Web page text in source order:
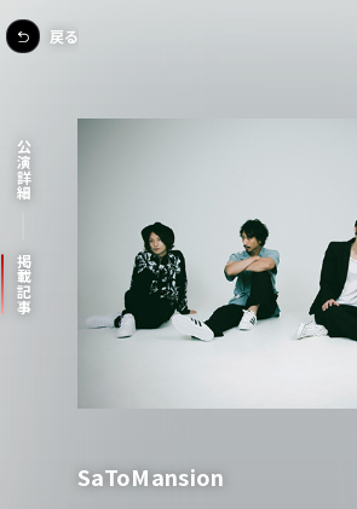
公演詳細
掲載記事
SaToMansion
戻る